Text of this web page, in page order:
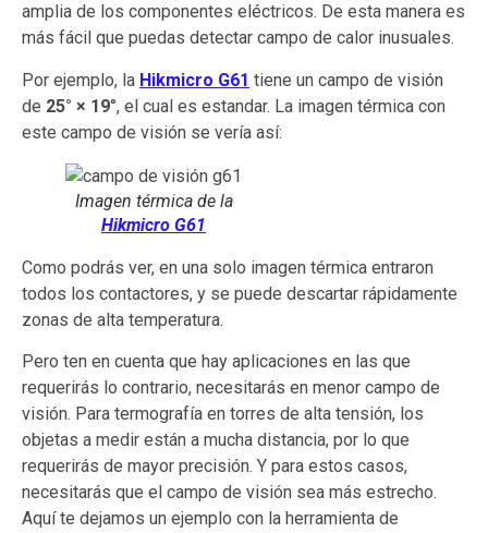
amplia de los componentes eléctricos. De esta manera es
más fácil que puedas detectar campo de calor inusuales.
Por ejemplo, la Hikmicro G61 tiene un campo de visión
de 25° × 19°, el cual es estandar. La imagen térmica con
este campo de visión se vería así:
Imagen térmica de la
Hikmicro G61
Como podrás ver, en una solo imagen térmica entraron
todos los contactores, y se puede descartar rápidamente
zonas de alta temperatura.
Pero ten en cuenta que hay aplicaciones en las que
requerirás lo contrario, necesitarás en menor campo de
visión. Para termografía en torres de alta tensión, los
objetas a medir están a mucha distancia, por lo que
requerirás de mayor precisión. Y para estos casos,
necesitarás que el campo de visión sea más estrecho.
Aquí te dejamos un ejemplo con la herramienta de